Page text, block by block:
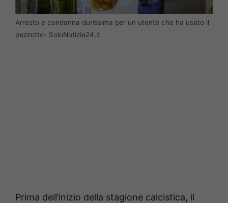
Arresto e condanna durissima per un utente che ha usato il
pezzotto- SoloNotizie24.it
Prima dell’inizio della stagione calcistica, il